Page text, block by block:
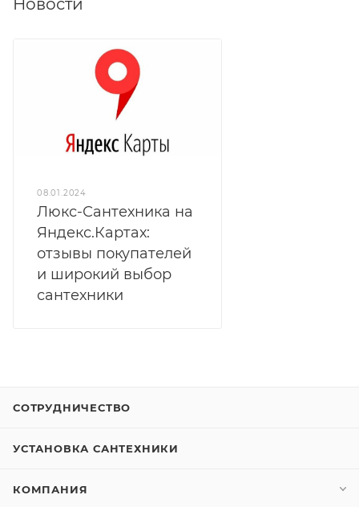
Новости
08.01.2024
Люкс-Сантехника на
Яндекс.Картах:
отзывы покупателей
и широкий выбор
сантехники
СОТРУДНИЧЕСТВО
УСТАНОВКА САНТЕХНИКИ
КОМПАНИЯ